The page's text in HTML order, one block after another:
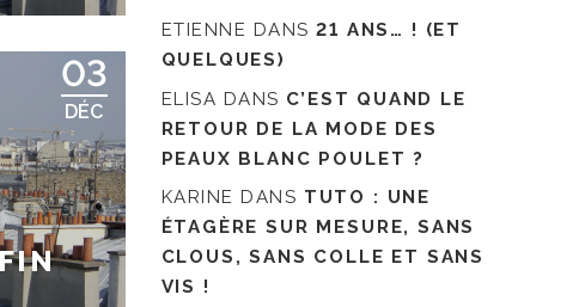
03
DÉC
ETIENNE DANS21 ANS… ! (ET
QUELQUES)
ELISA DANS C’EST QUAND LE
RETOUR DE LA MODE DES
PEAUX BLANC POULET ?
KARINE DANS TUTO : UNE
ÉTAGÈRE SUR MESURE, SANS
CLOUS, SANS COLLE ET SANS
VIS !